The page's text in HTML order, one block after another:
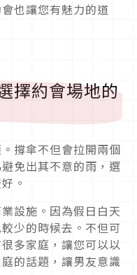
也讓您有魅力的道
擇約會場地的
撐傘不但會拉開兩個
免出其不意的雨，選
。
設施。因為假日白天
少的時候去。不但可
多家庭，讓您可以以
的話題，讓男友意識